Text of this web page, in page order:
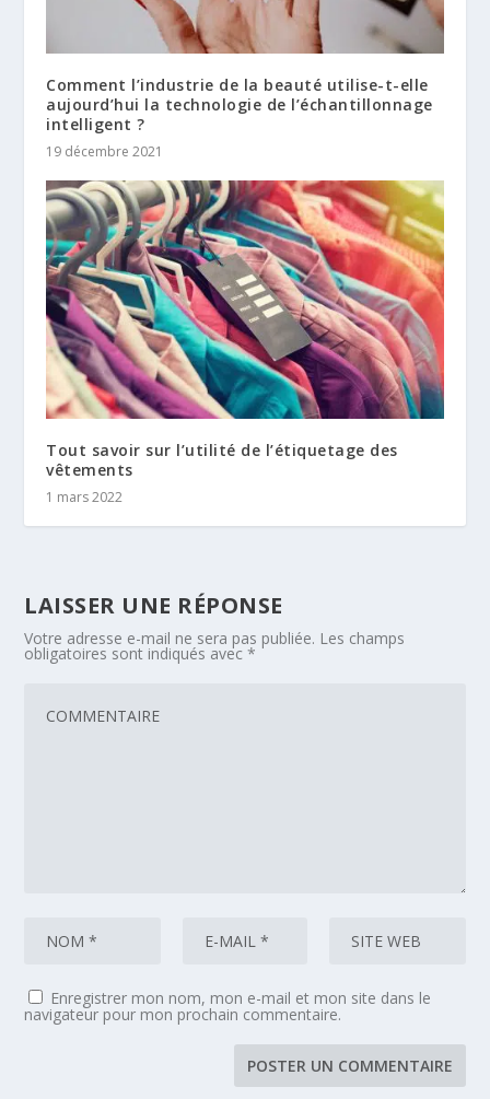
Comment l’industrie de la beauté utilise-t-elle
aujourd’hui la technologie de l’échantillonnage
intelligent ?
19 décembre 2021
Tout savoir sur l’utilité de l’étiquetage des
vêtements
1 mars 2022
LAISSER UNE RÉPONSE
Votre adresse e-mail ne sera pas publiée. Les champs
obligatoires sont indiqués avec*
Enregistrer mon nom, mon e-mail et mon site dans le
navigateur pour mon prochain commentaire.